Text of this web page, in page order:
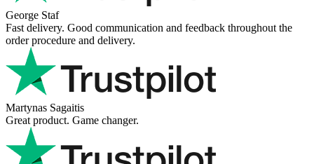
George Staf
Fast delivery. Good communication and feedback throughout the
order procedure and delivery.
Martynas Sagaitis
Great product. Game changer.